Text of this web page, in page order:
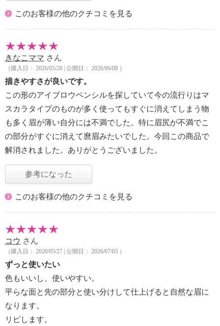
このお客様の他のクチコミを見る
きなこママ さん
（購入日： 2026/05/28 | 公開日： 2026/06/08 ）
描きやすさが良いです。
この形のアイブロウペンシルを探していて今の流行りはマ
スカラタイプのものが多く使ってもすぐに消えてしまう物
も多く眉が薄い自分には不満でした。特に眉尻が不満でこ
の部分がすぐに消えて麿眉みたいでした。今回この商品で
解消されました。ありがとうございました。
参考になった
このお客様の他のクチコミを見る
コウ さん
（購入日： 2026/05/27 | 公開日： 2026/07/03 ）
ずっと使いたい
色もいいし、使いやすい。
平らな面と先の部分と使い分けして仕上げると自然な眉に
なります。
リピします。